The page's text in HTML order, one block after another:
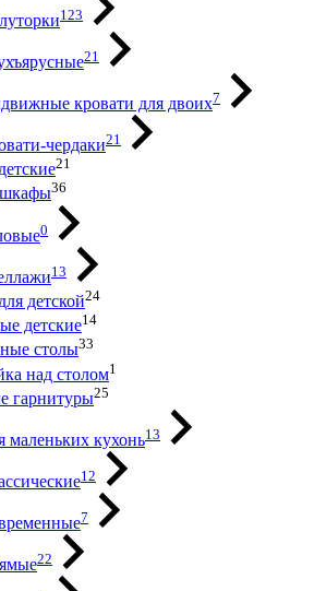
123
21
кровати для двоих7
чердаки21
21
шкафы36
0
13
детской24
детские14
столы33
над столом1
гарнитуры25
маленьких кухонь13
12
7
22